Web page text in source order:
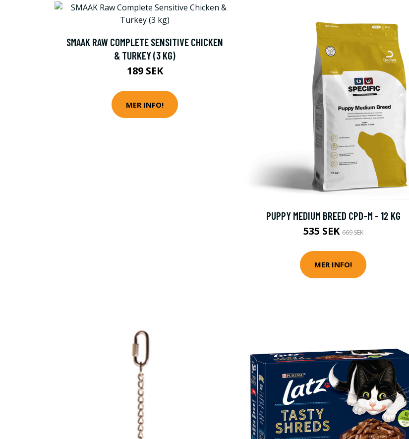
SMAAK RAW COMPLETE SENSITIVE CHICKEN
& TURKEY (3 KG)
189 SEK
MER INFO!
PUPPY MEDIUM BREED CPD-M - 12 KG
535 SEK669 SEK
MER INFO!